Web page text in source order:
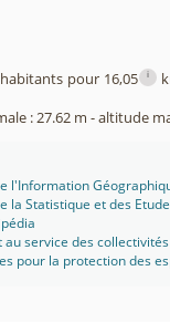
pour 16,05 i
: 27.62 m - altitude
l'Information
la Statistique et des
au service des collectivités
pour la protection des